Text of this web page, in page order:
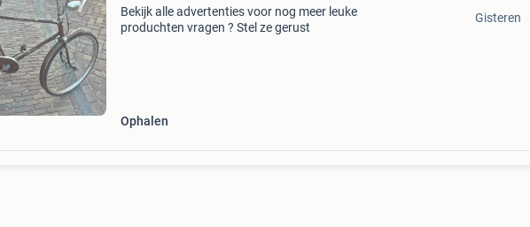
Bekijk alle advertenties voor nog meer leuke
produchten vragen ? Stel ze gerust
Ophalen
Gisteren